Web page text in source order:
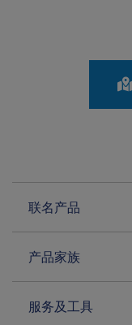
联名产品
产品家族
服务及工具